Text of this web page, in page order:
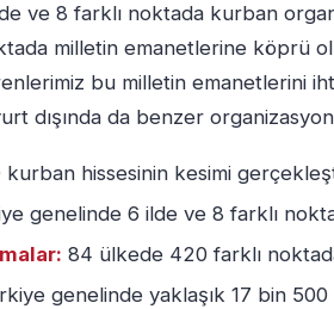
ve 8 farklı noktada kurban
milletin emanetlerine köprü
bu milletin emanetlerini
dışında da benzer
kurban hissesinin kesimi
genelinde 6 ilde ve 8 farklı
84 ülkede 420 farklı
genelinde yaklaşık 17 bin